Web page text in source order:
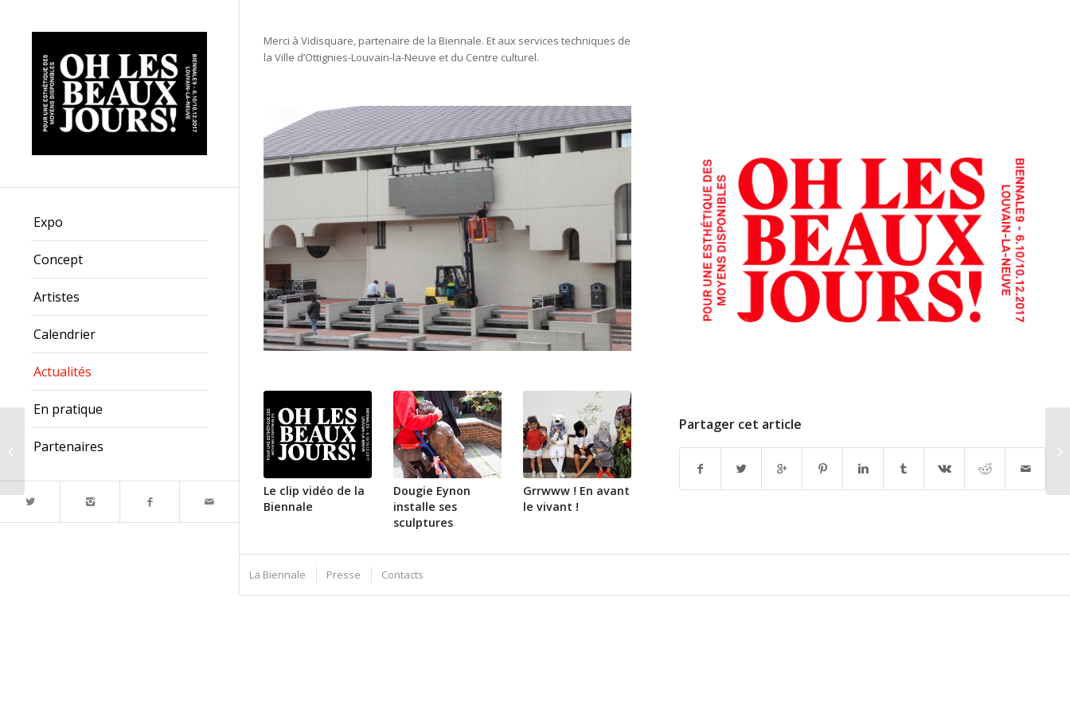
Expo
Concept
Artistes
Calendrier
Actualités
En pratique
Partenaires
Merci à Vidisquare, partenaire de la Biennale. Et aux services techniques de
la Ville d’Ottignies-Louvain-la-Neuve et du Centre culturel.
Le clip vidéo de la
Biennale
Dougie Eynon
installe ses
sculptures
Grrwww ! En avant
le vivant !
Partager cet article
La Biennale Presse Contacts
Le montage se termine